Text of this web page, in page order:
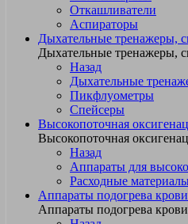
Откашливатели
Аспираторы
Дыхательные тренажеры,
Дыхательные тренажеры,
Назад
Дыхательные
Пикфлуометры
Спейсеры
Высокопоточная
Высокопоточная
Назад
Аппараты для
Расходные
Аппараты подогрева
Аппараты подогрева